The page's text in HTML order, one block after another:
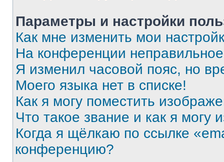
Параметры и настройки
Как мне изменить мои
На конференции
Я изменил часовой пояс, но
Моего языка нет в списке!
Как я могу поместить
Что такое звание и как я могу
Когда я щёлкаю по ссылке
конференцию?